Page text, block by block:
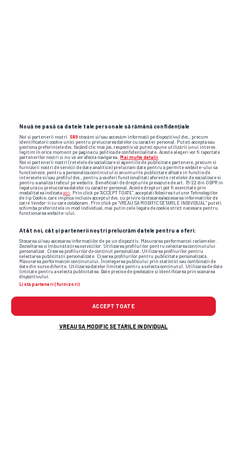
Foto9/31: Necaxa și Querétaro, meci oprit în Mexic
Nouă ne pasă ca datele tale personale să rămână confidențiale
Noi și partenerii noștri 589 stocăm și/sau accesăm informații pe dispozitivul dvs., precum
identificatorii cookie unici pentru prelucrarea datelor cu caracter personal. Puteți accepta sau
gestiona preferințele dvs. făcând clic mai jos, respectiv vă puteți opune utilizării unui interes
legitim în orice moment pe pagina cu politica de confidențialitate. Aceste alegeri vor fi raportate
partenerilor noștri și nu vă vor afecta navigarea. Mai multe detalii
Noi si partenerii nostri (retelele de socializare si agentiile de publicitate partenere, precum si
furnizorii nostri de servicii de date analitice) prelucram date pentru a permite website-ului sa
functioneze, pentru a personaliza continutul si anunturile publicitare afisate in functie de
interesele si/sau profilul dvs., pentru a va oferi functionalitati aferente retelelor de socializare si
pentru a analiza traficul pe website. Beneficiati de drepturile prevazute de art. 15-22 din GDPR in
legatura cu prelucrarea datelor cu caracter personal. Aceste drepturi pot fi exercitate prin
modalitatea indicataaici
. Prin click pe “ACCEPT TOATE”, acceptati folosirea tuturor Tehnologiilor
de tip Cookie, care implica inclusiv acceptul dvs. cu privire la stocarea/accesarea informatiilor de
catre Vendor-ii cu care colaboram. Prin click pe “VREAU SA MODIFIC SETARILE INDIVIDUAL” puteti
schimba preferintele in mod individual, mai putin cele legate de cookie strict necesare pentru
functionarea website-ului.
Atât noi, cât și partenerii noștri prelucrăm datele pentru a oferi:
Stocarea și/sau accesarea informațiilor de pe un dispozitiv. Măsurarea performanței reclamelor.
Dezvoltarea și îmbunătățirea serviciilor. Utilizarea profilurilor pentru selectarea conținutului
personalizat. Crearea profilurilor de conținut personalizat. Utilizarea profilurilor pentru
selectarea publicității personalizate. Crearea profilurilor pentru publicitate personalizată.
Măsurarea performanței conținutului. Înțelegerea publicului prin statistici sau combinații de
date din surse diferite. Utilizarea datelor limitate pentru a selecta conținutul. Utilizarea de date
limitate pentru a selecta publicitatea. Date precise de geolocație și identificarea prin scanarea
dispozitivului.
Listă parteneri (furnizori)
ACCEPT TOATE
VREAU SA MODIFIC SETARILE INDIVIDUAL